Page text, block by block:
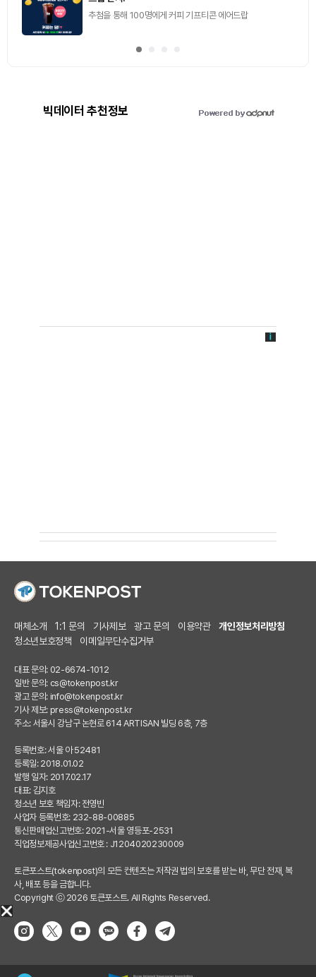
추첨을 통해 100명에게 커피 기프티콘 에어드랍
빅데이터 추천정보
매체소개 1:1 문의 기사제보 광고 문의 이용약관
개인정보처리방침
청소년보호정책
이메일무단수집거부
대표 문의: 02-6674-1012
일반 문의: cs@tokenpost.kr
광고 문의: info@tokenpost.kr
기사 제보: press@tokenpost.kr
주소: 서울시 강남구 논현로 614 ARTISAN 빌딩 6층, 7층
등록번호: 서울 아 52481
등록일: 2018.01.02
발행 일자: 2017.02.17
대표: 김지호
청소년 보호 책임자: 전영빈
사업자 등록번호: 232-88-00885
통신판매업신고번호: 2021-서울 영등포-2531
직업정보제공사업신고번호 : J1204020230009
토큰포스트(tokenpost)의 모든 컨텐츠는 저작권 법의 보호를 받는 바, 무단 전재, 복
사, 배포 등을 금합니다.
Copyright ⓒ 2026 토큰포스트. All Rights Reserved.